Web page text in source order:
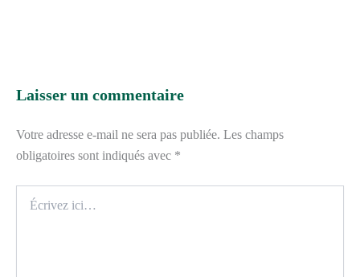
Laisser un commentaire
Votre adresse e-mail ne sera pas publiée. Les champs
obligatoires sont indiqués avec *
ici…